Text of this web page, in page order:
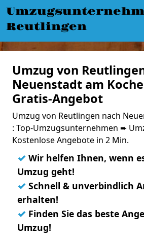
Reutlingen
Umzug von
Neuenstadt am
Gratis-Angebot
Umzug von Reutlingen nach
: Top-Umzugsunternehmen ➨
Kostenlose Angebote in 2 Min.
✓ Wir helfen Ihnen, wenn
Umzug geht!
✓ Schnell & unverbindlich
erhalten!
✓ Finden Sie das beste
Umzug!